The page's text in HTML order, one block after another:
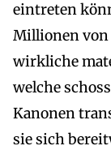
eintreten
Millionen von
wirkliche
welche
Kanonen
sie sich